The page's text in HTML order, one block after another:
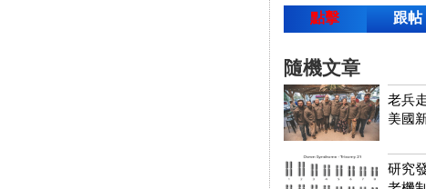
點擊 跟帖
隨機文章
老兵
美國
研究